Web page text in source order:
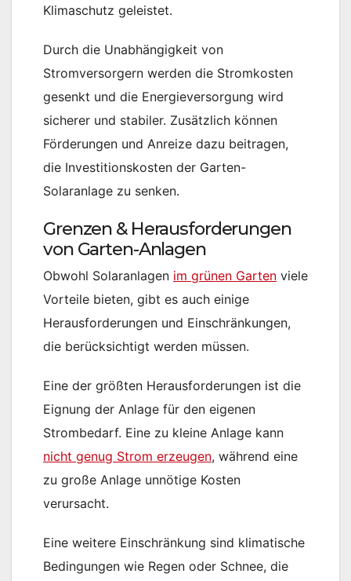
Klimaschutz geleistet.
Durch die Unabhängigkeit von
Stromversorgern werden die Stromkosten
gesenkt und die Energieversorgung wird
sicherer und stabiler. Zusätzlich können
Förderungen und Anreize dazu beitragen,
die Investitionskosten der Garten-
Solaranlage zu senken.
Grenzen & Herausforderungen
von Garten-Anlagen
Obwohl Solaranlagen im grünen Garten viele
Vorteile bieten, gibt es auch einige
Herausforderungen und Einschränkungen,
die berücksichtigt werden müssen.
Eine der größten Herausforderungen ist die
Eignung der Anlage für den eigenen
Strombedarf. Eine zu kleine Anlage kann
nicht genug Strom erzeugen, während eine
zu große Anlage unnötige Kosten
verursacht.
Eine weitere Einschränkung sind klimatische
Bedingungen wie Regen oder Schnee, die